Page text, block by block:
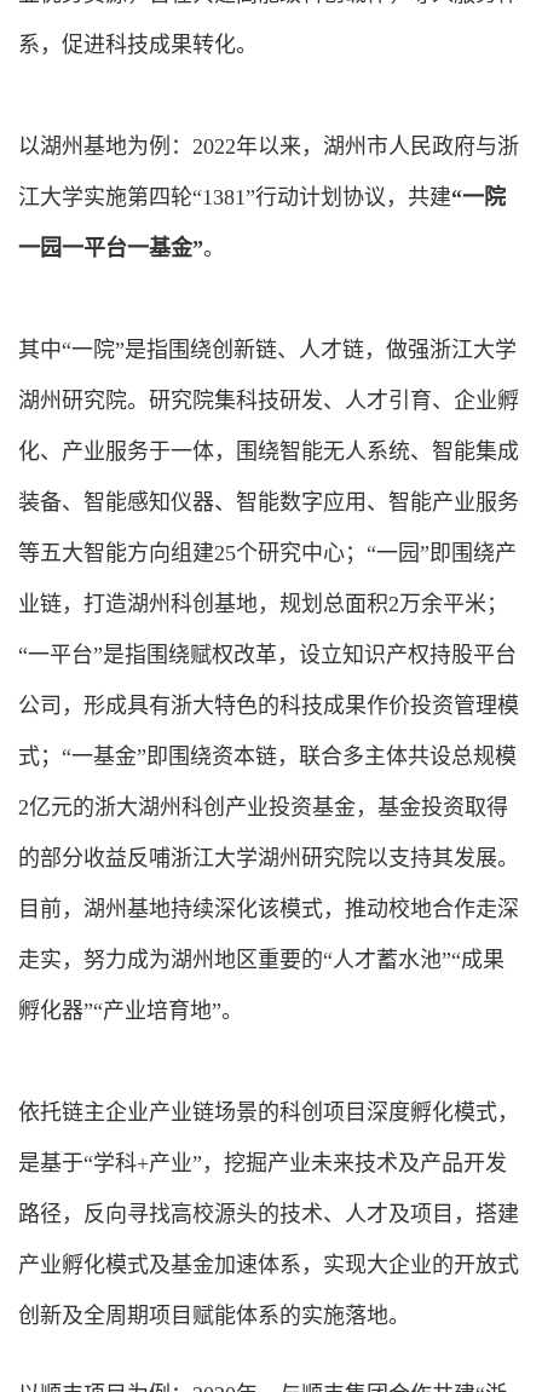
系，促进科技成果转化。
以湖州基地为例：2022年以来，湖州市人民政府与浙
江大学实施第四轮“1381”行动计划协议，共建“一院
一园一平台一基金”。
其中“一院”是指围绕创新链、人才链，做强浙江大学
湖州研究院。研究院集科技研发、人才引育、企业孵
化、产业服务于一体，围绕智能无人系统、智能集成
装备、智能感知仪器、智能数字应用、智能产业服务
等五大智能方向组建25个研究中心；“一园”即围绕产
业链，打造湖州科创基地，规划总面积2万余平米；
“一平台”是指围绕赋权改革，设立知识产权持股平台
公司，形成具有浙大特色的科技成果作价投资管理模
式；“一基金”即围绕资本链，联合多主体共设总规模
2亿元的浙大湖州科创产业投资基金，基金投资取得
的部分收益反哺浙江大学湖州研究院以支持其发展。
目前，湖州基地持续深化该模式，推动校地合作走深
走实，努力成为湖州地区重要的“人才蓄水池”“成果
孵化器”“产业培育地”。
依托链主企业产业链场景的科创项目深度孵化模式，
是基于“学科+产业”，挖掘产业未来技术及产品开发
路径，反向寻找高校源头的技术、人才及项目，搭建
产业孵化模式及基金加速体系，实现大企业的开放式
创新及全周期项目赋能体系的实施落地。